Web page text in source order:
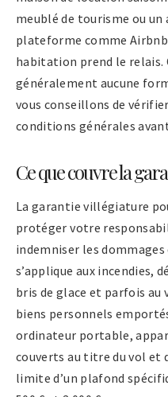
meublé de tourisme ou
plateforme comme
habitation prend le relais.
généralement aucune
vous conseillons de
conditions générales
Ce que couvre la
La garantie villégiature
protéger votre
indemniser les
s’applique aux incendies,
bris de glace et parfois au
biens personnels
ordinateur portable,
couverts au titre du vol et
limite d’un plafond